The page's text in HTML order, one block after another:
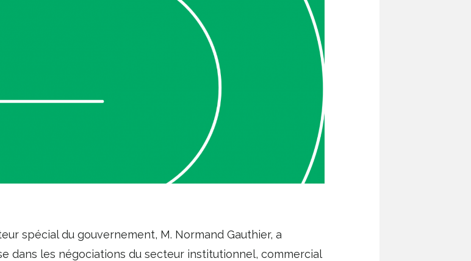
spécial du gouvernement, M. Normand Gauthier, a
dans les négociations du secteur institutionnel, commercial